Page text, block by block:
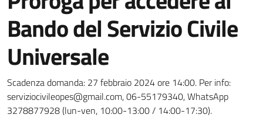
Bando del Servizio Civile
Universale
Dettagli della notizia
Scadenza domanda: 27 febbraio 2024 ore 14:00. Per info:
serviziocivileopes@gmail.com, 06-55179340, WhatsApp
3278877928 (lun-ven, 10:00-13:00 / 14:00-17:30).